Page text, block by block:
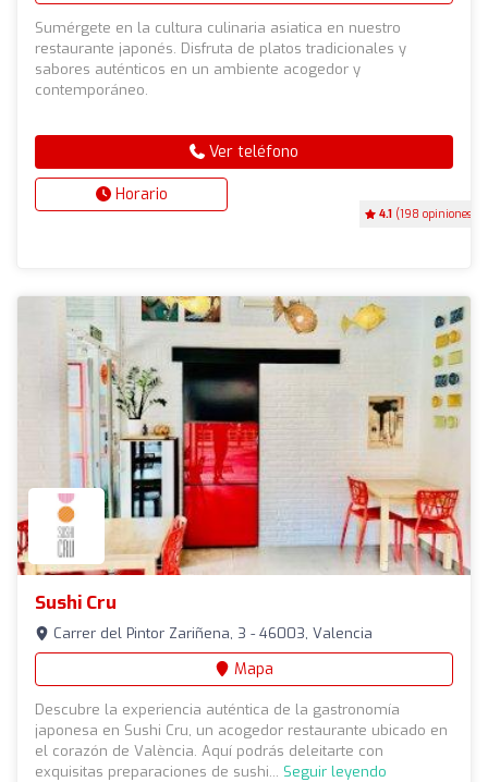
4.1 (198 opiniones)
Sumérgete en la cultura culinaria asiatica en nuestro
restaurante japonés. Disfruta de platos tradicionales y
sabores auténticos en un ambiente acogedor y
contemporáneo.
Ver teléfono
Horario
Sushi Cru
Carrer del Pintor Zariñena, 3 - 46003, Valencia
Mapa
Descubre la experiencia auténtica de la gastronomía
japonesa en Sushi Cru, un acogedor restaurante ubicado en
el corazón de València. Aquí podrás deleitarte con
exquisitas preparaciones de sushi... Seguir leyendo